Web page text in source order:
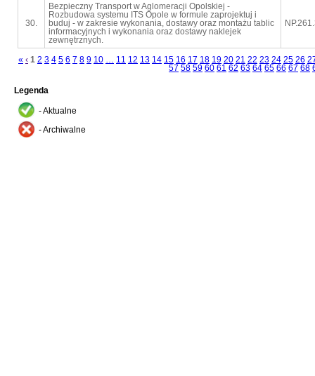
30.
Bezpieczny Transport w Aglomeracji Opolskiej -
Rozbudowa systemu ITS Opole w formule zaprojektuj i
buduj - w zakresie wykonania, dostawy oraz montażu tablic
informacyjnych i wykonania oraz dostawy naklejek
zewnętrznych.
« ‹ 1 2 3 4 5 6 7 8 9 10 … 11 12 13 14 15 16 17 18 19 20 21 22 23 24 25 26
57 58 59 60 61 62 63 64 65 66 67 68
Legenda
- Aktualne
- Archiwalne